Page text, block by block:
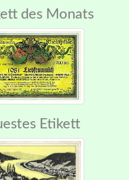
des Monats
Etikett